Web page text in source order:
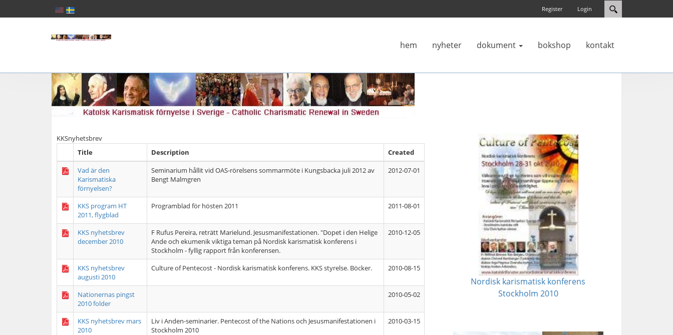
Login
Register
hem nyheter dokument bokshop kontakt
KKSnyhetsbrev
Title
Description
Created
Vad är den
Karismatiska
förnyelsen?
Seminarium hållit vid OAS-rörelsens sommarmöte i Kungsbacka juli 2012 av
Bengt Malmgren
2012-07-01
KKS program HT
2011, flygblad
Programblad för hösten 2011 2011-08-01
KKS nyhetsbrev
december 2010
F Rufus Pereira, reträtt Marielund. Jesusmanifestationen. "Dopet i den Helige
Ande och ekumenik viktiga teman på Nordisk karismatisk konferens i
Stockholm - fyllig rapport från konferensen.
2010-12-05
KKS nyhetsbrev
augusti 2010
Culture of Pentecost - Nordisk karismatisk konferens. KKS styrelse. Böcker. 2010-08-15
Nationernas pingst
2010 folder
2010-05-02
KKS nyhetsbrev mars
2010
Liv i Anden-seminarier. Pentecost of the Nations och Jesusmanifestationen i
Stockholm 2010
2010-03-15
Nordisk karismatisk konferens
Stockholm 2010